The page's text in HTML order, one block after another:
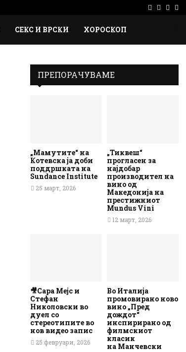
Facebook
СЕКС И ВРСКИ ХОРОСКОП
ПРЕПОРАЧУВАМЕ
„Мамутите“ на
Котевска ја доби
поддршката на
Sundance Institute
25 март, 2026
„Тиквеш“
прогласен за
најдобар
производител на
вино од
Македонија на
престижниот
Mundus Vini
12 март, 2026
🎥Сара Мејс и
Стефан
Николовски во
дуел со
стереотипите во
нов видео запис
25 февруари, 2026
Во Италија
промовирано ново
вино „Пред
дождот“
инспирирано од
филмскиот
класик
на Манчевски